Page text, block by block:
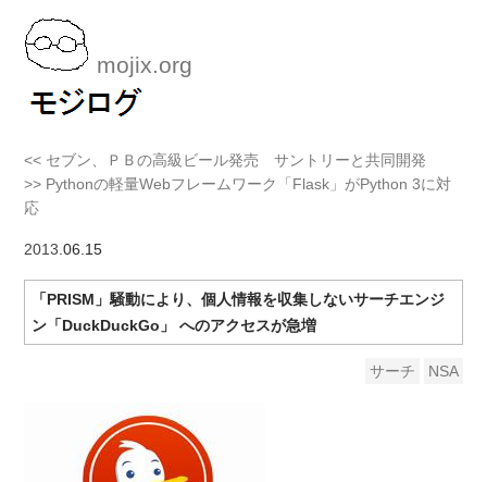
mojix.org
<< セブン、ＰＢの高級ビール発売 サントリーと共同開発
>> Pythonの軽量Webフレームワーク「Flask」がPython 3に対
応
2013 .06.15
「PRISM」騒動により、個人情報を収集しないサーチエンジ
ン「DuckDuckGo」 へのアクセスが急増
サーチ NSA